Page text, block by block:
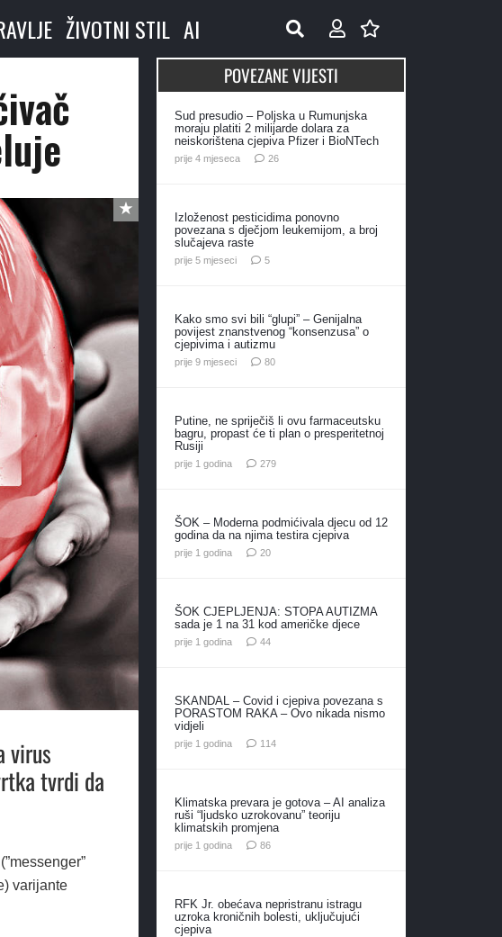
ŽIVOTNI STIL AI
virus
tvrdi da
varijante
POVEZANE VIJESTI
Sud presudio – Poljska u Rumunjska
moraju platiti 2 milijarde dolara za
neiskorištena cjepiva Pfizer i BioNTech
prije 4 mjeseca 26komentara
Izloženost pesticidima ponovno
povezana s dječjom leukemijom, a broj
slučajeva raste
prije 5 mjeseci 5komentara
Kako smo svi bili “glupi” – Genijalna
povijest znanstvenog “konsenzusa” o
cjepivima i autizmu
prije 9 mjeseci 80komentara
Putine, ne spriječiš li ovu farmaceutsku
bagru, propast će ti plan o presperitetnoj
Rusiji
prije 1 godina 279komentara
ŠOK – Moderna podmićivala djecu od 12
godina da na njima testira cjepiva
prije 1 godina 20komentara
ŠOK CJEPLJENJA: STOPA AUTIZMA
sada je 1 na 31 kod američke djece
prije 1 godina 44komentara
SKANDAL – Covid i cjepiva povezana s
PORASTOM RAKA – Ovo nikada nismo
vidjeli
prije 1 godina 114komentara
Klimatska prevara je gotova – AI analiza
ruši “ljudsko uzrokovanu” teoriju
klimatskih promjena
prije 1 godina 86komentara
RFK Jr. obećava nepristranu istragu
uzroka kroničnih bolesti, uključujući
cjepiva